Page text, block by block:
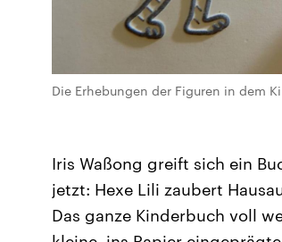
Die Erhebungen der Figuren in dem
Iris Waßong greift sich ein
jetzt: Hexe Lili zaubert
Das ganze Kinderbuch voll